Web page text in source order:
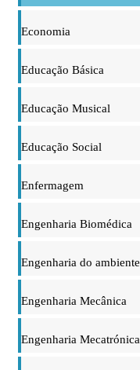
Economia
Educação Básica
Educação Musical
Educação Social
Enfermagem
Engenharia Biomédica
Engenharia do ambiente
Engenharia Mecânica
Engenharia Mecatrónica